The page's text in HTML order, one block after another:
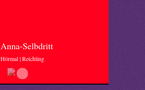
Anna-Selbdritt
Hörmal | Reichling